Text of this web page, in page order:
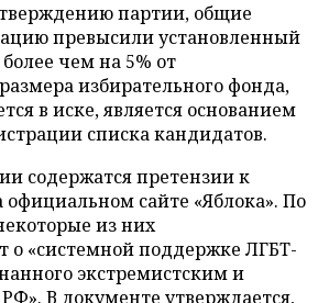
партии, общие
превысили установленный
чем на 5% от
избирательного фонда,
в иске, является основанием
списка кандидатов.
содержатся претензии к
сайте «Яблока». По
из них
о «системной поддержке ЛГБТ-
экстремистским и
В документе утверждается,